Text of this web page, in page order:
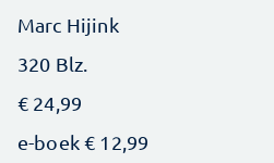
Marc Hijink
320 Blz.
€ 24,99
e-boek € 12,99